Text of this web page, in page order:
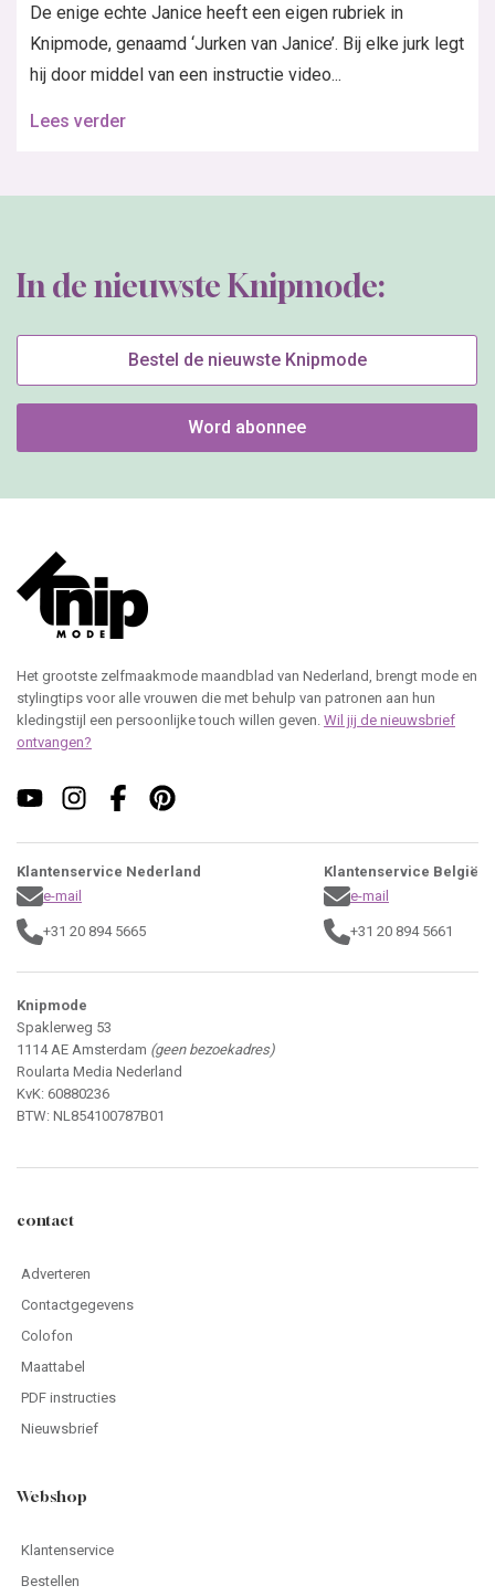
De enige echte Janice heeft een eigen rubriek in
Knipmode, genaamd ‘Jurken van Janice’. Bij elke jurk legt
hij door middel van een instructie video...
Lees verder
In de nieuwste Knipmode:
Bestel de nieuwste Knipmode
Word abonnee
Het grootste zelfmaakmode maandblad van Nederland, brengt mode en
stylingtips voor alle vrouwen die met behulp van patronen aan hun
kledingstijl een persoonlijke touch willen geven. Wil jij de nieuwsbrief
ontvangen?
Klantenservice Nederland
e-mail
+31 20 894 5665
Klantenservice België
e-mail
+31 20 894 5661
Knipmode
Spaklerweg 53
1114 AE Amsterdam (geen bezoekadres)
Roularta Media Nederland
KvK: 60880236
BTW: NL854100787B01
contact
Adverteren
Contactgegevens
Colofon
Maattabel
PDF instructies
Nieuwsbrief
Webshop
Klantenservice
Bestellen